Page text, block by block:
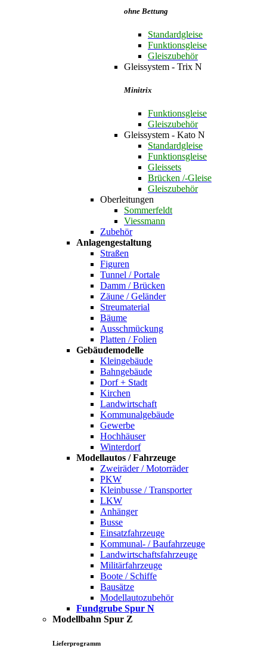
ohne Bettung
Standardgleise
Funktionsgleise
Gleiszubehör
Gleissystem - Trix N
Minitrix
Funktionsgleise
Gleiszubehör
Gleissystem - Kato N
Standardgleise
Funktionsgleise
Gleissets
Brücken /-Gleise
Gleiszubehör
Oberleitungen
Sommerfeldt
Viessmann
Zubehör
Anlagengestaltung
Straßen
Figuren
Tunnel / Portale
Damm / Brücken
Zäune / Geländer
Streumaterial
Bäume
Ausschmückung
Platten / Folien
Gebäudemodelle
Kleingebäude
Bahngebäude
Dorf + Stadt
Kirchen
Landwirtschaft
Kommunalgebäude
Gewerbe
Hochhäuser
Winterdorf
Modellautos / Fahrzeuge
Zweiräder / Motorräder
PKW
Kleinbusse / Transporter
LKW
Anhänger
Busse
Einsatzfahrzeuge
Kommunal- / Baufahrzeuge
Landwirtschaftsfahrzeuge
Militärfahrzeuge
Boote / Schiffe
Bausätze
Modellautozubehör
Fundgrube Spur N
Modellbahn Spur Z
Lieferprogramm